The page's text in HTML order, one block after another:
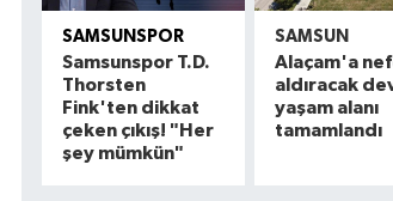
SAMSUNSPOR
Samsunspor T.D.
Thorsten
Fink'ten dikkat
çeken çıkış! "Her
şey mümkün"
SAMSUN
Alaçam'a
aldıracak
yaşam alanı
tamamlandı
20:16 |
Alaçam çileği
19:06 |
Hafif ticari